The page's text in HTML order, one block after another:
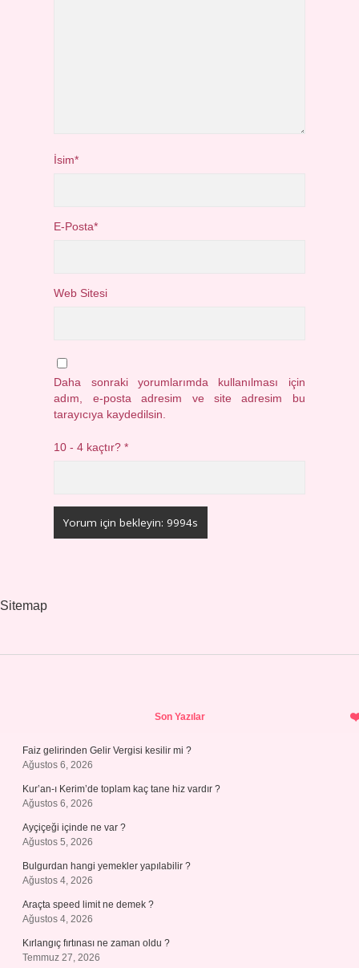
İsim*
E-Posta*
Web Sitesi
Daha sonraki yorumlarımda kullanılması için
adım, e-posta adresim ve site adresim bu
tarayıcıya kaydedilsin.
10 - 4 kaçtır?*
Sitemap
Son Yazılar
Faiz gelirinden Gelir Vergisi kesilir mi ?
Ağustos 6, 2026
Kur’an-ı Kerim’de toplam kaç tane hiz vardır ?
Ağustos 6, 2026
Ayçiçeği içinde ne var ?
Ağustos 5, 2026
Bulgurdan hangi yemekler yapılabilir ?
Ağustos 4, 2026
Araçta speed limit ne demek ?
Ağustos 4, 2026
Kırlangıç fırtınası ne zaman oldu ?
Temmuz 27, 2026